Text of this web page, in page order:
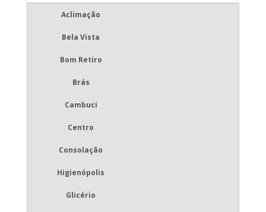
Aclimação
Bela Vista
Bom Retiro
Brás
Cambuci
Centro
Consolação
Higienópolis
Glicério